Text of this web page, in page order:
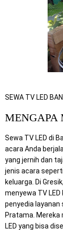
SEWA TV LED
MENGAPA
Sewa TV LED di
acara Anda
yang jernih dan
jenis acara
keluarga. Di
menyewa TV
penyedia layanan
Pratama. Mereka
LED yang bisa